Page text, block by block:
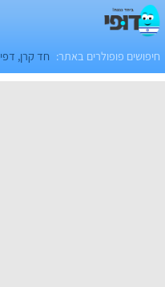
חיפושים פופולרים באתר: חד קרן,